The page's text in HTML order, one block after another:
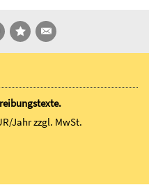
Jahrzzgl. MwSt.